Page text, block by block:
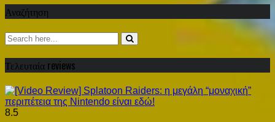
Αναζήτηση
Τελευταία reviews
8.5